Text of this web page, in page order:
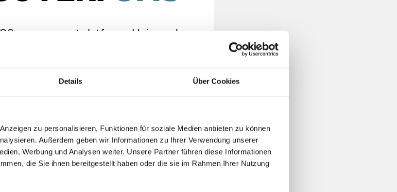
Details Über Cookies
zu personalisieren, Funktionen für soziale Medien anbieten zu können
Außerdem geben wir Informationen zu Ihrer Verwendung unserer
Werbung und Analysen weiter. Unsere Partner führen diese Informationen
die Sie ihnen bereitgestellt haben oder die sie im Rahmen Ihrer Nutzung
management platform – Universal
open Q&A with an IGEL engineer.
WEBINARS